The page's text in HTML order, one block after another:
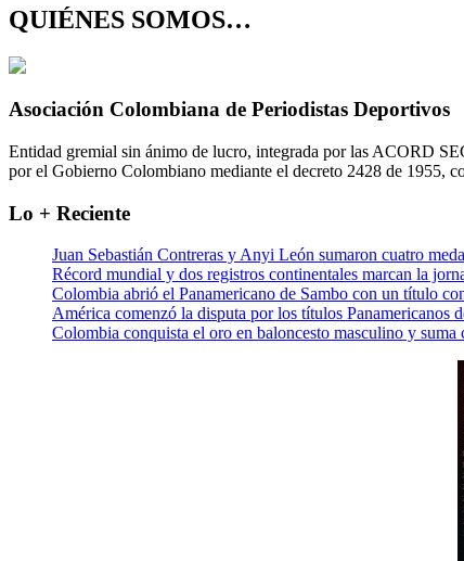
QUIÉNES SOMOS…
Asociación Colombiana de Periodistas Deportivos
Entidad gremial sin ánimo de lucro, integrada por las ACORD
por el Gobierno Colombiano mediante el decreto 2428 de 1955,
Lo + Reciente
Juan Sebastián Contreras y Anyi León sumaron cuatro
Récord mundial y dos registros continentales marcan la
Colombia abrió el Panamericano de Sambo con un título
América comenzó la disputa por los títulos Panamericanos
Colombia conquista el oro en baloncesto masculino y suma